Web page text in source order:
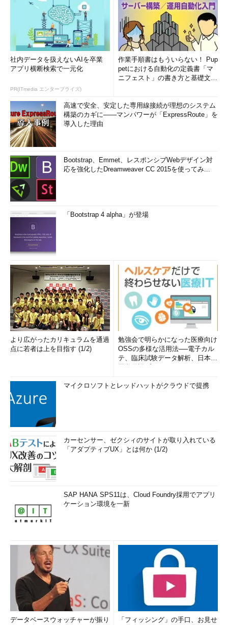
社内データを扱えないAIを卒業
アプリ横断検索で一元化
PR(ITmedia エンタープライズ)
作業手順書はもういらない！ Pup
petにおける自動化の定義書「マ
ニフェスト」の書き方と基礎文法
高速で安全、安定した専用線接続が理想のシステム
構築のカギに――マンパワーが「ExpressRoute」を
導入した理由
Bootstrap、Emmet、レスポンシブWebデザイン対
応を強化したDreamweaver CC 2015を使ってみ...
「Bootstrap 4 alpha」が登場
より広がったカリキュラムを通過
点に若者は上を目指す (1/2)
勉強会で明らかになった医療向け
OSSの多様な活用法──電子カル
テ、臨床試験データ解析、日本語
マイクロソフトとレッドハットがクラウドで提携
カーセンサー、ゼクシィのサイトが取り入れている
「アダプティブUX」とは何か (1/2)
SAP HANA SPS11は、Cloud Foundry採用でアプリ
ケーション環境を一新
データベースウォッチャーが振り
「フィッシング」の手口、お見せ